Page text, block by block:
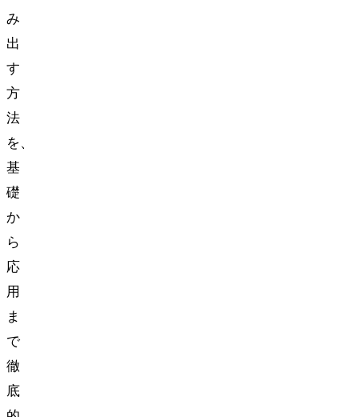
み
出
す
方
法
を、
基
礎
か
ら
応
用
ま
で
徹
底